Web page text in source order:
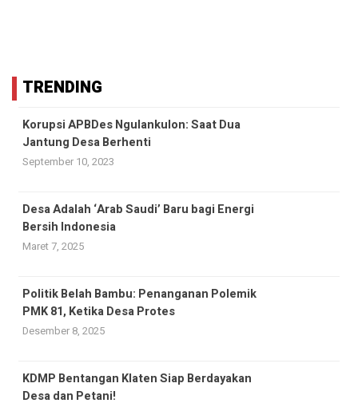
TRENDING
Korupsi APBDes Ngulankulon: Saat Dua
Jantung Desa Berhenti
September 10, 2023
Desa Adalah ‘Arab Saudi’ Baru bagi Energi
Bersih Indonesia
Maret 7, 2025
Politik Belah Bambu: Penanganan Polemik
PMK 81, Ketika Desa Protes
Desember 8, 2025
KDMP Bentangan Klaten Siap Berdayakan
Desa dan Petani!